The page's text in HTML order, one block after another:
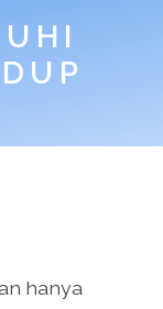
hanya